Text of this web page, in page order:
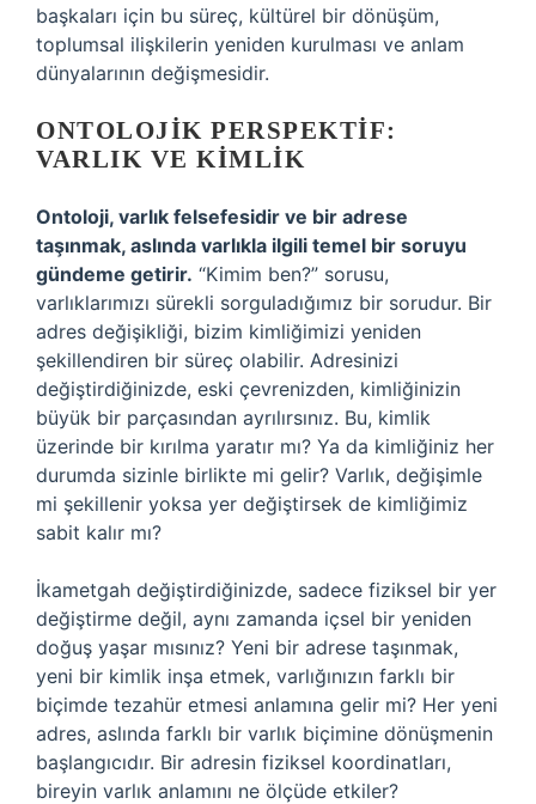
başkaları için bu süreç, kültürel bir dönüşüm,
toplumsal ilişkilerin yeniden kurulması ve anlam
dünyalarının değişmesidir.
ONTOLOJIK PERSPEKTIF:
VARLIK VE KIMLIK
Ontoloji, varlık felsefesidir ve bir adrese
taşınmak, aslında varlıkla ilgili temel bir soruyu
gündeme getirir. “Kimim ben?” sorusu,
varlıklarımızı sürekli sorguladığımız bir sorudur. Bir
adres değişikliği, bizim kimliğimizi yeniden
şekillendiren bir süreç olabilir. Adresinizi
değiştirdiğinizde, eski çevrenizden, kimliğinizin
büyük bir parçasından ayrılırsınız. Bu, kimlik
üzerinde bir kırılma yaratır mı? Ya da kimliğiniz her
durumda sizinle birlikte mi gelir? Varlık, değişimle
mi şekillenir yoksa yer değiştirsek de kimliğimiz
sabit kalır mı?
İkametgah değiştirdiğinizde, sadece fiziksel bir yer
değiştirme değil, aynı zamanda içsel bir yeniden
doğuş yaşar mısınız? Yeni bir adrese taşınmak,
yeni bir kimlik inşa etmek, varlığınızın farklı bir
biçimde tezahür etmesi anlamına gelir mi? Her yeni
adres, aslında farklı bir varlık biçimine dönüşmenin
başlangıcıdır. Bir adresin fiziksel koordinatları,
bireyin varlık anlamını ne ölçüde etkiler?